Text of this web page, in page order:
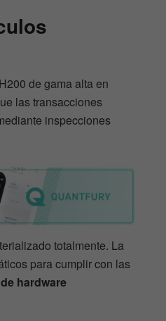
de gama alta en
las transacciones
inspecciones
totalmente. La
para cumplir con las
hardware